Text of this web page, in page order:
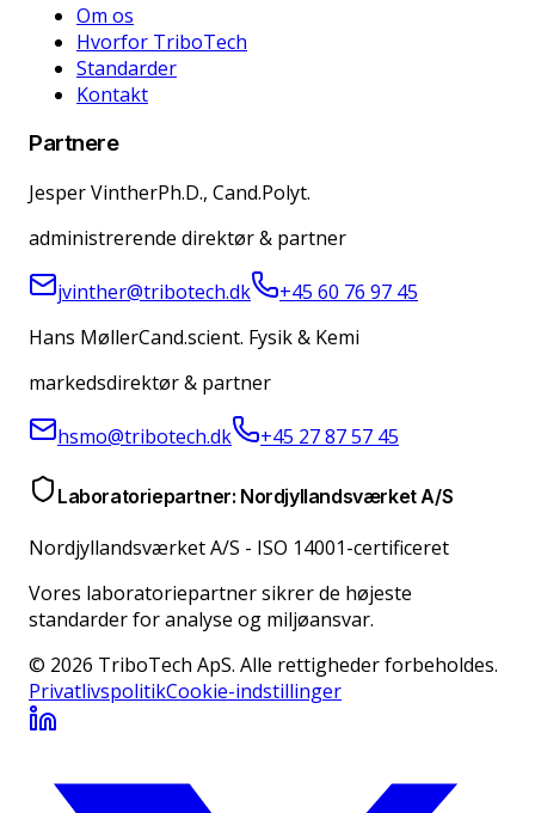
Om os
Hvorfor TriboTech
Standarder
Kontakt
Partnere
Jesper VintherPh.D., Cand.Polyt.
administrerende direktør & partner
jvinther@tribotech.dk
+45 60 76 97 45
Hans MøllerCand.scient. Fysik & Kemi
markedsdirektør & partner
hsmo@tribotech.dk +45 27 87 57 45
Laboratoriepartner: Nordjyllandsværket A/S
Nordjyllandsværket A/S - ISO 14001-certificeret
Vores laboratoriepartner sikrer de højeste
standarder for analyse og miljøansvar.
© 2026 TriboTech ApS. Alle rettigheder forbeholdes.
PrivatlivspolitikCookie-indstillinger